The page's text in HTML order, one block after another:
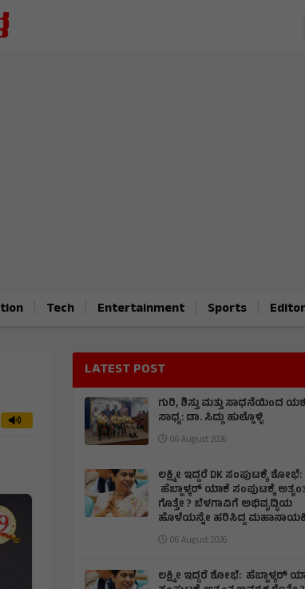
Tech Entertainment Sports
LATEST POST
ಗುರಿ, ಶಿಸ್ತು ಮತ್ತು ಸಾಧನೆಯಿಂದ
ಸಾಧ್ಯ: ಡಾ. ಸಿದ್ದು ಹುಲ್ಲೊಳ್ಳಿ
06 August 2026
ಲಕ್ಷ್ಮೀ ಇದ್ದರೆ DK ಸಂಪುಟಕ್ಕೆ ಶೋಭೆ:
ಹೆಬ್ಬಾಳ್ಕರ್ ಯಾಕೆ ಸಂಪುಟಕ್ಕೆ
ಗೊತ್ತೇ ? ಬೆಳಗಾವಿಗೆ ಅಭಿವೃದ್ಧಿಯ
ಹೊಳೆಯನ್ನೇ ಹರಿಸಿದ್ದ
06 August 2026
ಲಕ್ಷ್ಮೀ ಇದ್ದರೆ ಶೋಭೆ: ಹೆಬ್ಬಾಳ್ಕರ್